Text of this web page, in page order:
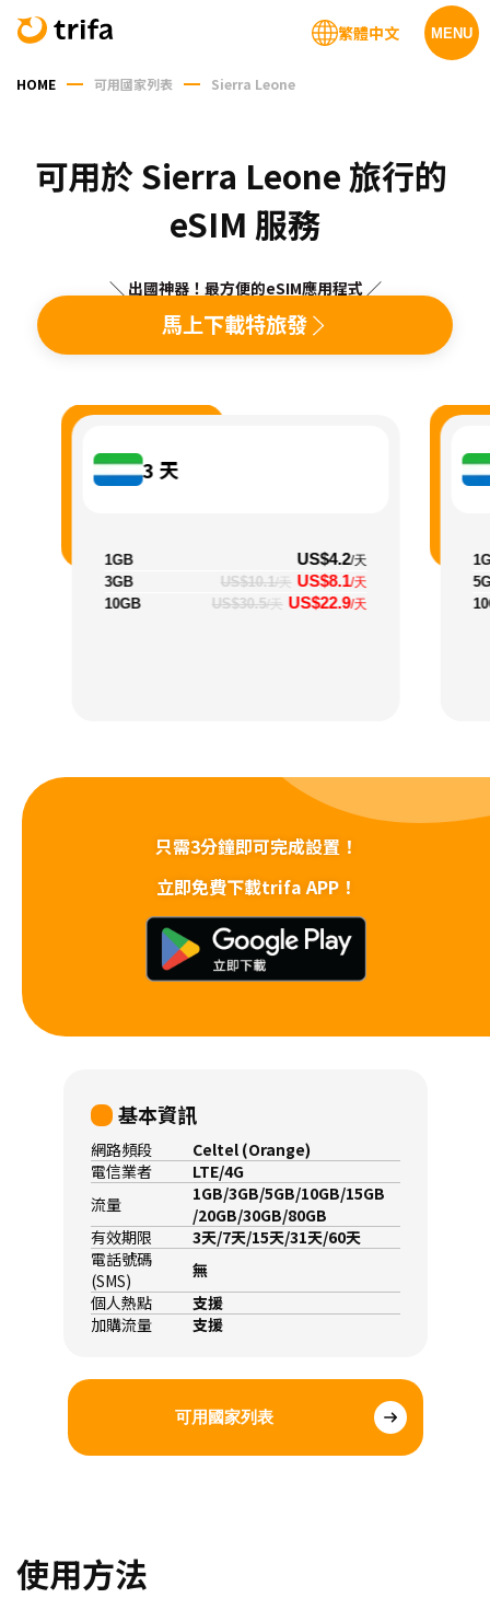
MENU
繁體中文
HOME 可用國家列表 Sierra Leone
可用於 Sierra Leone 旅行的
eSIM 服務
＼ 出國神器！最方便的eSIM應用程式 ／
馬上下載特旅發
3 天
1GB US$4.2/天
3GB US$10.1/天 US$8.1/天
10GB US$30.5/天 US$22.9/天
只需3分鐘即可完成設置！
立即免費下載trifa APP！
基本資訊
網路頻段
Celtel (Orange)
電信業者
LTE/4G
流量
1GB/3GB/5GB/10GB/15GB
/20GB/30GB/80GB
有效期限
3天/7天/15天/31天/60天
電話號碼
(SMS)
無
個人熱點
支援
加購流量
支援
可用國家列表
使用方法